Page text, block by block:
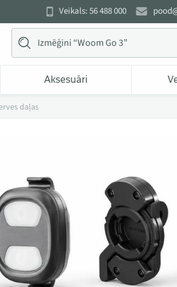
Veikals: 56 488 000
Aksesuāri
daļas